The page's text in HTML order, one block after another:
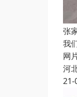
张
我
网
河
21-